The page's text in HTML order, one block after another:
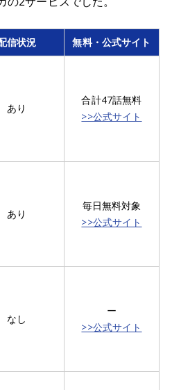
信状況 無料・公式サイト
あり
合計47話無料
>>公式サイト
あり
毎日無料対象
>>公式サイト
なし
ー
>>公式サイト